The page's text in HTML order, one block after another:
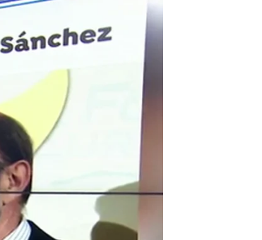
en las listas | Antena 3 Noticias